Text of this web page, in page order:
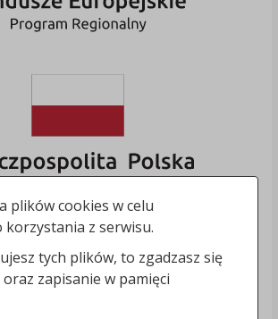
plików cookies w celu
z serwisu.
tych plików, to zgadzasz się
oraz zapisanie w pamięci